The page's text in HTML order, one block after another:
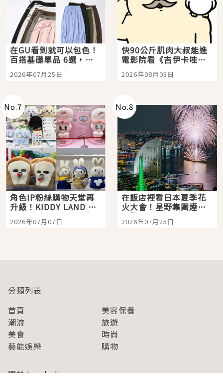
在GU看到就可以包色！
百搭基礎單品 6選，閉
眼全收也不心疼
2026年07月25日
快90公斤肌肉大叔能進
電影院看《吉伊卡哇》
嗎？日本重金屬樂團
「打首」會長與nagano
2026年08月03日
No.7
角色IP粉絲購物天堂再
升級！KIDDY LAND 原
宿店吉伊卡哇迎客，新
開幕 OMOKADO 店3分
2026年07月07日
No.8
在飯店裡看日本夏季花
火大會！星野集團煙火
景觀飯店6選，讓你不用
人擠人悠閒欣賞
2026年07月25日
分類列表
首頁
美容保養
潮流
旅遊
美食
時尚
藝能娛樂
購物
關於Japaholic